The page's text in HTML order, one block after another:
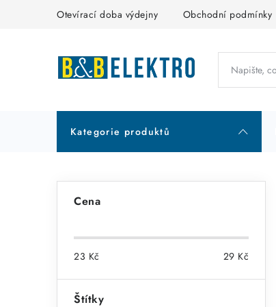
Otevírací doba výdejny Obchodní podmínky
Kategorie produktů
t
Cena
23 Kč 29 Kč
Štítky